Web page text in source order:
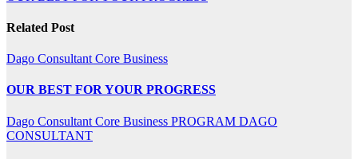
Related Post
Dago Consultant Core Business
OUR BEST FOR YOUR PROGRESS
Dago Consultant Core Business PROGRAM DAGO
CONSULTANT